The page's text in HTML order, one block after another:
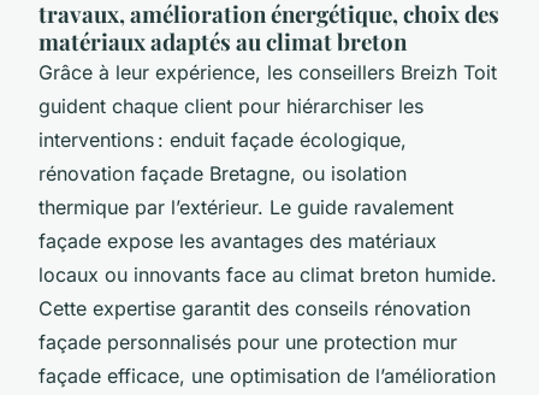
travaux, amélioration énergétique, choix des
matériaux adaptés au climat breton
Grâce à leur expérience, les conseillers Breizh Toit
guident chaque client pour hiérarchiser les
interventions : enduit façade écologique,
rénovation façade Bretagne, ou isolation
thermique par l’extérieur. Le guide ravalement
façade expose les avantages des matériaux
locaux ou innovants face au climat breton humide.
Cette expertise garantit des conseils rénovation
façade personnalisés pour une protection mur
façade efficace, une optimisation de l’amélioration